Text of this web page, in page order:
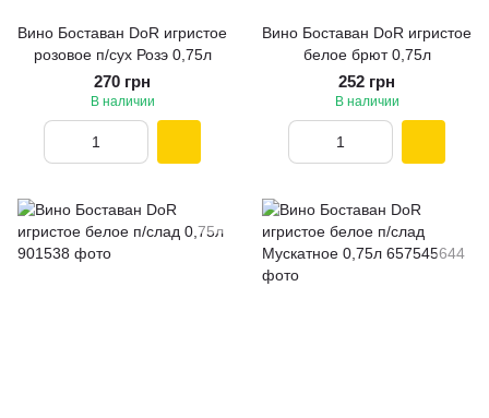
Вино Боставан DoR игристое
розовое п/сух Розэ 0,75л
270 грн
В наличии
Вино Боставан DoR игристое
белое брют 0,75л
252 грн
В наличии